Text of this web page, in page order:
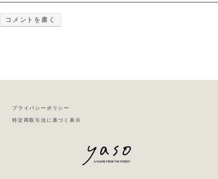
コメントを書く
プライバシーポリシー
特定商取引法に基づく表示